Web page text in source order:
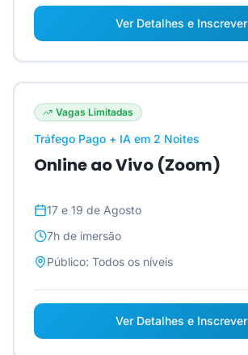
Ver Detalhes e Inscrever
Vagas Limitadas
Tráfego Pago + IA em 2 Noites
Online ao Vivo (Zoom)
17 e 19 de Agosto
7h de imersão
Público: Todos os níveis
Ver Detalhes e Inscrever